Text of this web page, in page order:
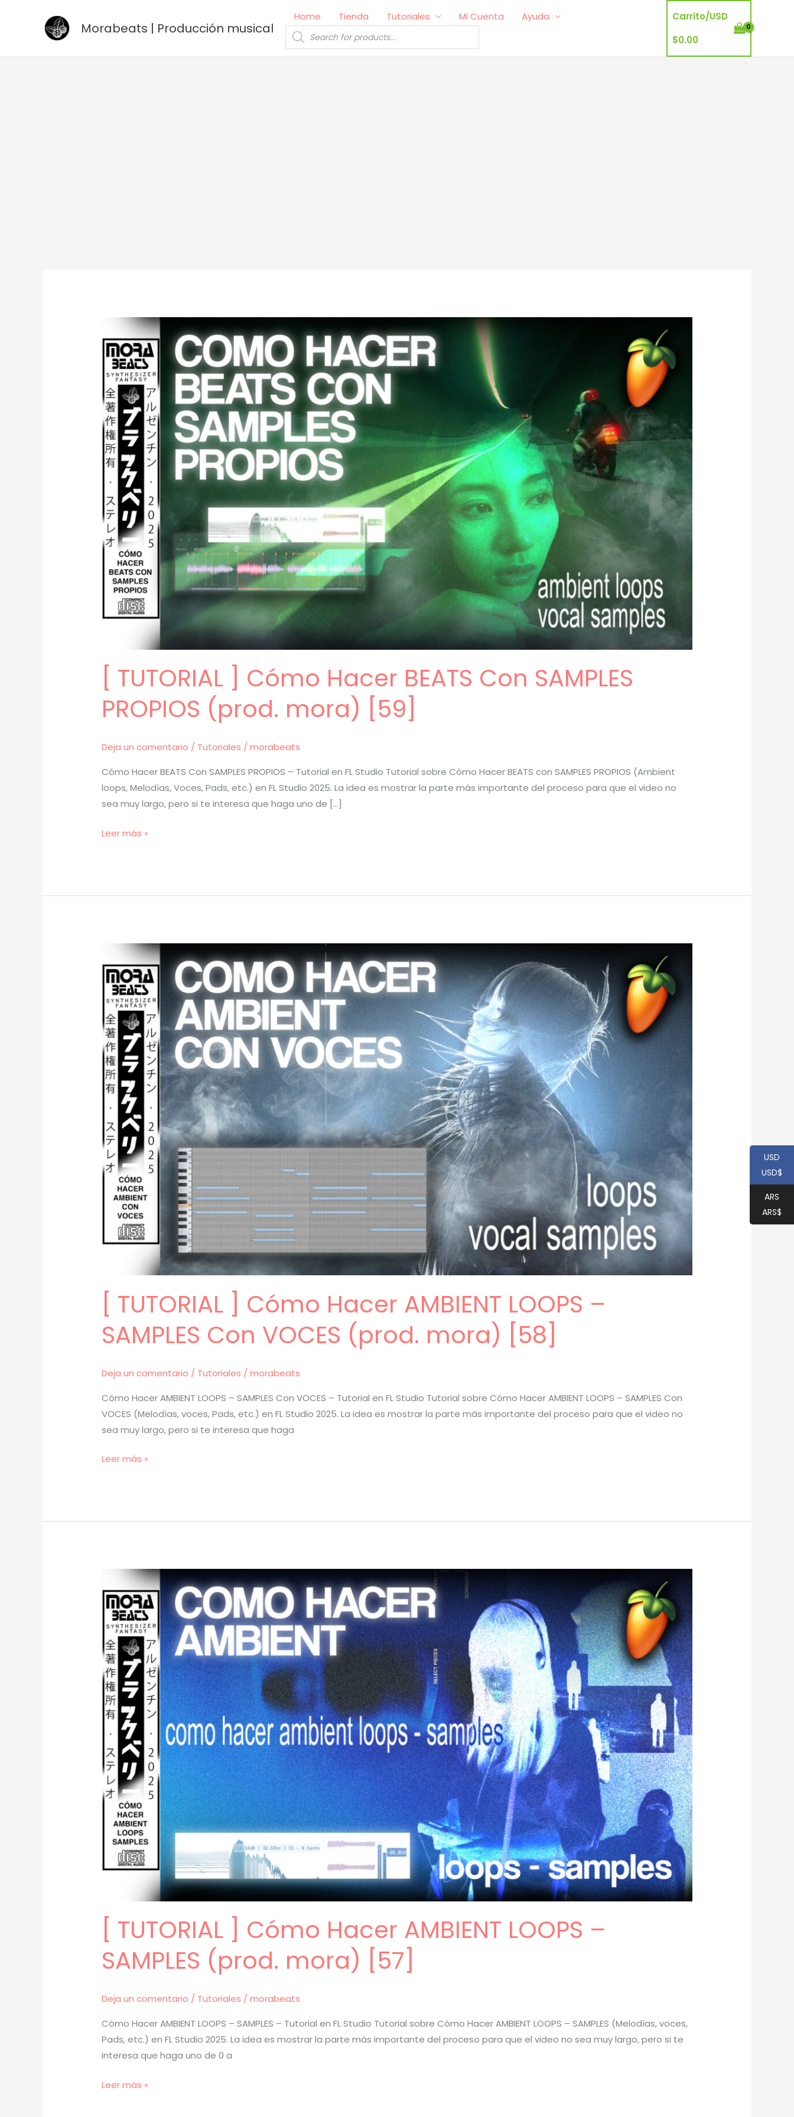
Morabeats | Producción musical
Home Tienda Tutoriales Mi Cuenta
Ayuda
Búsqueda
de
productos
Carrito/USD
$0.00
[ TUTORIAL ] Cómo Hacer BEATS Con SAMPLES
PROPIOS (prod. mora) [59]
Deja un comentario / Tutoriales /morabeats
Cómo Hacer BEATS Con SAMPLES PROPIOS – Tutorial en FL Studio Tutorial sobre Cómo Hacer BEATS con SAMPLES PROPIOS (Ambient
loops, Melodías, Voces, Pads, etc.) en FL Studio 2025. La idea es mostrar la parte más importante del proceso para que el video no
sea muy largo, pero si te interesa que haga uno de […]
[
Hacer
SAMPLES
PROPIOS
(prod.
mora)
[59]
Leer más »
[ TUTORIAL ] Cómo Hacer AMBIENT LOOPS –
SAMPLES Con VOCES (prod. mora) [58]
Deja un comentario / Tutoriales /morabeats
Cómo Hacer AMBIENT LOOPS – SAMPLES Con VOCES – Tutorial en FL Studio Tutorial sobre Cómo Hacer AMBIENT LOOPS – SAMPLES Con
VOCES (Melodías, voces, Pads, etc.) en FL Studio 2025. La idea es mostrar la parte más importante del proceso para que el video no
sea muy largo, pero si te interesa que haga
[
Hacer
SAMPLES
Con
VOCES
(prod.
mora)
[58]
Leer más »
[ TUTORIAL ] Cómo Hacer AMBIENT LOOPS –
SAMPLES (prod. mora) [57]
Deja un comentario / Tutoriales /morabeats
Cómo Hacer AMBIENT LOOPS – SAMPLES – Tutorial en FL Studio Tutorial sobre Cómo Hacer AMBIENT LOOPS – SAMPLES (Melodías, voces,
Pads, etc.) en FL Studio 2025. La idea es mostrar la parte más importante del proceso para que el video no sea muy largo, pero si te
interesa que haga uno de 0 a
[Leer más »
USD
USD$
ARS
ARS$